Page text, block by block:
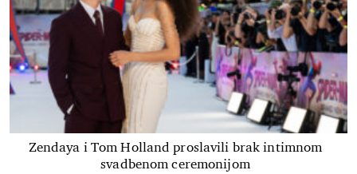
Zendaya i Tom Holland proslavili brak intimnom
svadbenom ceremonijom